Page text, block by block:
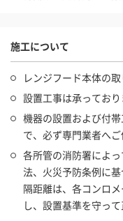
施工について
レンジフード本体の
設置工事は承ってお
機器の設置および付
で、必ず専門業者へご
各所管の消防署によ
法、火災予防条例に
隔距離は、各コンロ
し、設置基準を守っ